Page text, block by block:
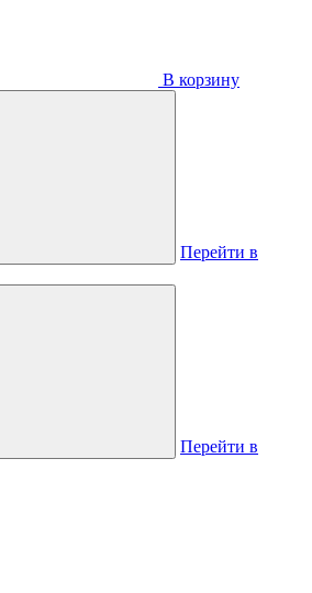
В корзину
Перейти в
Перейти в